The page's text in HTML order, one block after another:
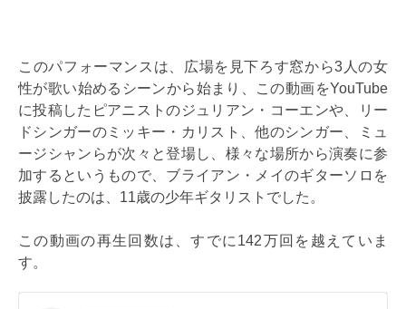
このパフォーマンスは、広場を見下ろす窓から3人の女
性が歌い始めるシーンから始まり、この動画をYouTube
に投稿したピアニストのジュリアン・コーエンや、リー
ドシンガーのミッキー・カリスト、他のシンガー、ミュ
ージシャンらが次々と登場し、様々な場所から演奏に参
加するというもので、ブライアン・メイのギターソロを
披露したのは、11歳の少年ギタリストでした。
この動画の再生回数は、すでに142万回を越えていま
す。